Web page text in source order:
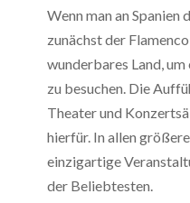
Wenn man an
zunächst der
wunderbares Land,
zu besuchen. Die
Theater und
hierfür. In allen
einzigartige
der Beliebtesten.